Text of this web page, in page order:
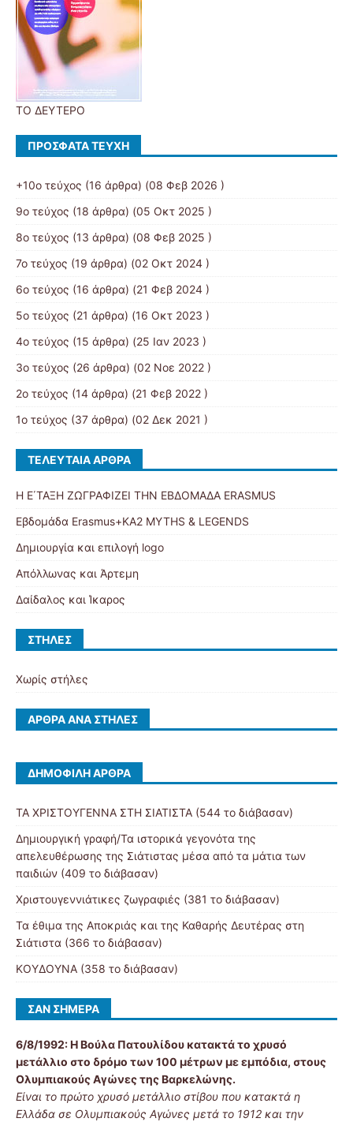
ΤΟ ΔΕΥΤΕΡΟ
ΠΡΌΣΦΑΤΑ ΤΕΎΧΗ
+10ο τεύχος (16 άρθρα) (08 Φεβ 2026 )
9ο τεύχος (18 άρθρα) (05 Οκτ 2025 )
8ο τεύχος (13 άρθρα) (08 Φεβ 2025 )
7ο τεύχος (19 άρθρα) (02 Οκτ 2024 )
6ο τεύχος (16 άρθρα) (21 Φεβ 2024 )
5ο τεύχος (21 άρθρα) (16 Οκτ 2023 )
4ο τεύχος (15 άρθρα) (25 Ιαν 2023 )
3ο τεύχος (26 άρθρα) (02 Νοε 2022 )
2ο τεύχος (14 άρθρα) (21 Φεβ 2022 )
1ο τεύχος (37 άρθρα) (02 Δεκ 2021 )
ΤΕΛΕΥΤΑΊΑ ΆΡΘΡΑ
Η Ε΄ΤΑΞΗ ΖΩΓΡΑΦΙΖΕΙ ΤΗΝ ΕΒΔΟΜΑΔΑ ERASMUS
Εβδομάδα Erasmus+KA2 MYTHS & LEGENDS
Δημιουργία και επιλογή logo
Απόλλωνας και Άρτεμη
Δαίδαλος και Ίκαρος
ΣΤΉΛΕΣ
Χωρίς στήλες
ΆΡΘΡΑ ΑΝΆ ΣΤΉΛΕΣ
ΔΗΜΟΦΙΛΉ ΆΡΘΡΑ
ΤΑ ΧΡΙΣΤΟΥΓΕΝΝΑ ΣΤΗ ΣΙΑΤΙΣΤΑ (544 το διάβασαν)
Δημιουργική γραφή/Τα ιστορικά γεγονότα της
απελευθέρωσης της Σιάτιστας μέσα από τα μάτια των
παιδιών (409 το διάβασαν)
Χριστουγεννιάτικες ζωγραφιές (381 το διάβασαν)
Τα έθιμα της Αποκριάς και της Καθαρής Δευτέρας στη
Σιάτιστα (366 το διάβασαν)
ΚΟΥΔΟΥΝΑ (358 το διάβασαν)
ΣΑΝ ΣΉΜΕΡΑ
6/8/1992:Η Βούλα Πατουλίδου κατακτά το χρυσό
μετάλλιο στο δρόμο των 100 μέτρων με εμπόδια, στους
Ολυμπιακούς Αγώνες της Βαρκελώνης.
Είναι το πρώτο χρυσό μετάλλιο στίβου που κατακτά η
Ελλάδα σε Ολυμπιακούς Αγώνες μετά το 1912 και την